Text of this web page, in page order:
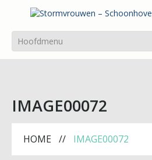
IMAGE00072
HOME IMAGE00072